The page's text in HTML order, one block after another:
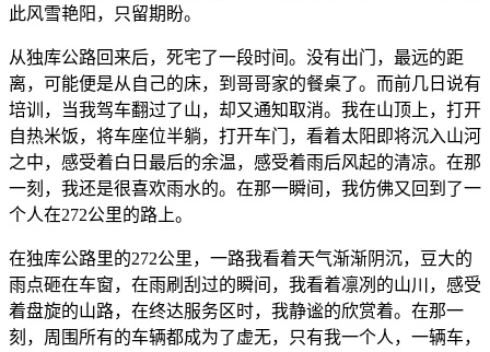
此风雪艳阳，只留期盼。
从独库公路回来后，死宅了一段时间。没有出门，最远的距
离，可能便是从自己的床，到哥哥家的餐桌了。而前几日说有
培训，当我驾车翻过了山，却又通知取消。我在山顶上，打开
自热米饭，将车座位半躺，打开车门，看着太阳即将沉入山河
之中，感受着白日最后的余温，感受着雨后风起的清凉。在那
一刻，我还是很喜欢雨水的。在那一瞬间，我仿佛又回到了一
个人在272公里的路上。
在独库公路里的272公里，一路我看着天气渐渐阴沉，豆大的
雨点砸在车窗，在雨刷刮过的瞬间，我看着凛冽的山川，感受
着盘旋的山路，在终达服务区时，我静谧的欣赏着。在那一
刻，周围所有的车辆都成为了虚无，只有我一个人，一辆车，